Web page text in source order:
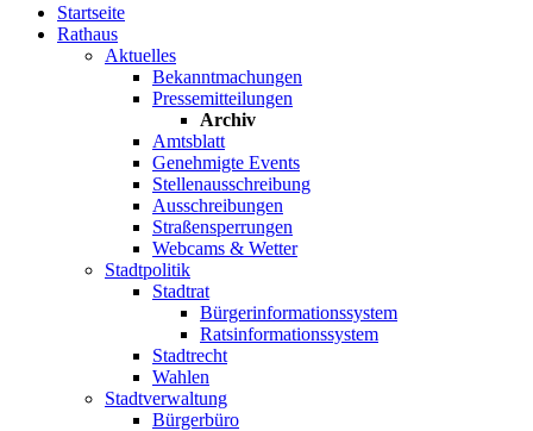
Startseite
Rathaus
Aktuelles
Bekanntmachungen
Pressemitteilungen
Archiv
Amtsblatt
Genehmigte Events
Stellenausschreibung
Ausschreibungen
Straßensperrungen
Webcams & Wetter
Stadtpolitik
Stadtrat
Bürgerinformationssystem
Ratsinformationssystem
Stadtrecht
Wahlen
Stadtverwaltung
Bürgerbüro